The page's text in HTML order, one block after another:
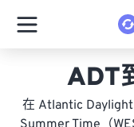
ADT
在 Atlantic